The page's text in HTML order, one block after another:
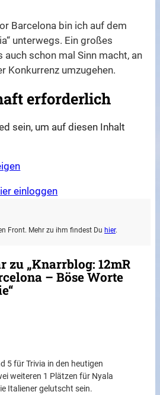
Barcelona bin ich auf dem
unterwegs. Ein großes
auch schon mal Sinn macht, an
Konkurrenz umzugehen.
erforderlich
sein, um auf diesen Inhalt
einloggen
Front. Mehr zu ihm findest Du hier.
zu „Knarrblog: 12mR
– Böse Worte
5 für Trivia in den heutigen
weiteren 1 Plätzen für Nyala
Italiener gelutscht sein.